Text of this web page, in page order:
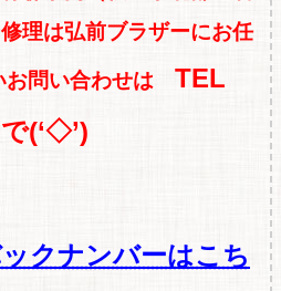
理は弘前ブラザーにお任
お問い合わせは TEL
(‘◇’)ゞ
クナンバーはこち